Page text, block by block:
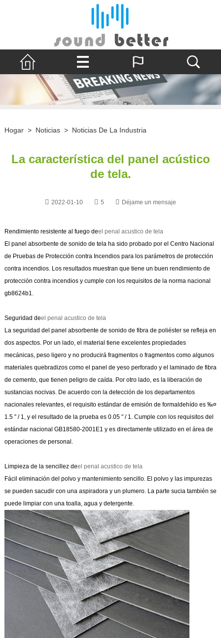
Hogar > Noticias > Noticias De La Industria
La característica del panel acústico
de tela.
2022-01-10 5 Déjame un mensaje
Rendimiento resistente al fuego deel penal acustico de tela
El panel absorbente de sonido de tela ha sido probado por el Centro Nacional
de Pruebas de Protección contra Incendios para los parámetros de protección
contra incendios. Los resultados muestran que tiene un buen rendimiento de
protección contra incendios y cumple con los requisitos de la norma nacional
gb8624b1.
Seguridad deel penal acustico de tela
La seguridad del panel absorbente de sonido de fibra de poliéster se refleja en
dos aspectos. Por un lado, el material tiene excelentes propiedades
mecánicas, peso ligero y no producirá fragmentos o fragmentos como algunos
materiales quebradizos como el panel de yeso perforado y el laminado de fibra
de cemento, que tienen peligro de caída. Por otro lado, es la liberación de
sustancias nocivas. De acuerdo con la detección de los departamentos
nacionales relevantes, el requisito estándar de emisión de formaldehído es ‰¤
1.5 ″ / 1, y el resultado de la prueba es 0.05 ″ / 1. Cumple con los requisitos del
estándar nacional GB18580-2001E1 y es directamente utilizado en el área de
operaciones de personal.
Limpieza de la sencillez deel penal acustico de tela
Fácil eliminación del polvo y mantenimiento sencillo. El polvo y las impurezas
se pueden sacudir con una aspiradora y un plumero. La parte sucia también se
puede limpiar con una toalla, agua y detergente.